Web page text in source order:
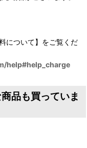
について】をご覧くだ
help#help_charge
品も買っていま